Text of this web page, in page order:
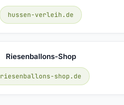
hussen-verleih.de
Riesenballons-Shop
riesenballons-shop.de